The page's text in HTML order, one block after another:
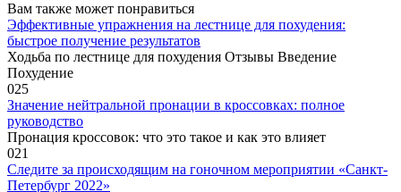
Вам также может понравиться
Эффективные упражнения на лестнице для похудения:
быстрое получение результатов
Ходьба по лестнице для похудения Отзывы Введение
Похудение
025
Значение нейтральной пронации в кроссовках: полное
руководство
Пронация кроссовок: что это такое и как это влияет
021
Следите за происходящим на гоночном мероприятии «Санкт-
Петербург 2022»